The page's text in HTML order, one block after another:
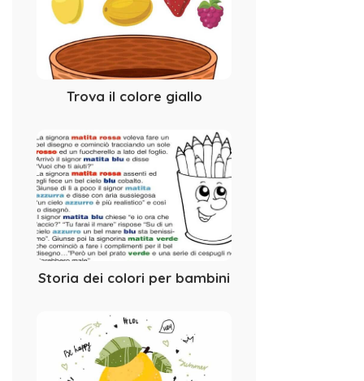
Trova il colore giallo
Storia dei colori per bambini